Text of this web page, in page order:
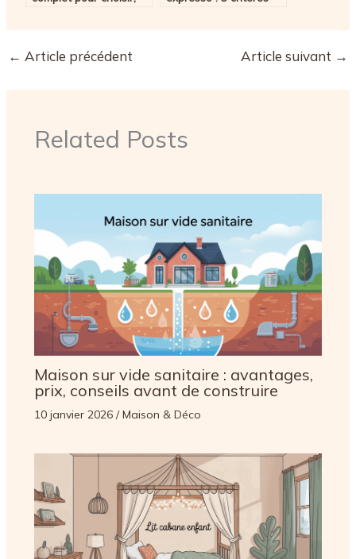
← Article précédent Article suivant →
Related Posts
Maison sur vide sanitaire : avantages,
prix, conseils avant de construire
10 janvier 2026 /Maison & Déco